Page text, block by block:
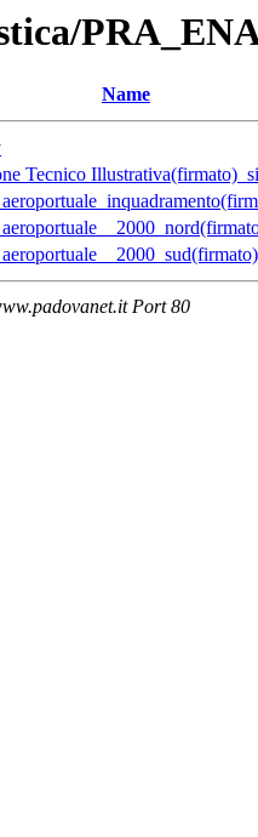
Name
Tecnico
Port 80